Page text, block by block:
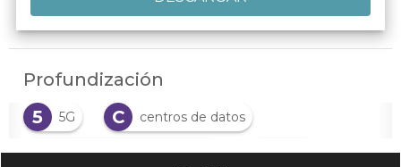
Profundización
5
5G C centros de datos
C computación en el borde C CPD